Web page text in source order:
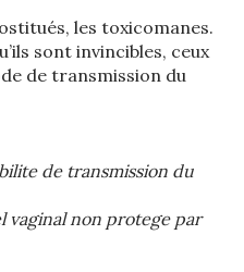
les toxicomanes.
sont invincibles, ceux
de transmission du
de transmission du
vaginal non protege par